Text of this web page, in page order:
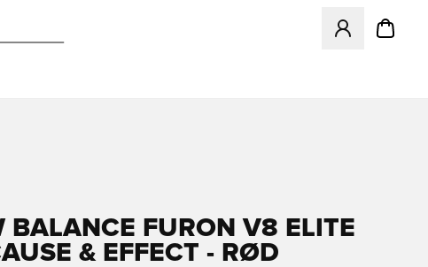
Åpner en
BALANCE FURON V8 ELITE
& EFFECT - RØD